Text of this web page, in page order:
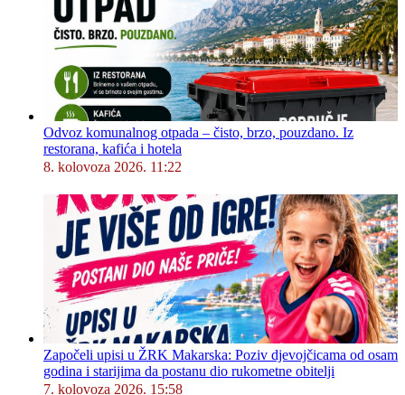
Odvoz komunalnog otpada – čisto, brzo, pouzdano. Iz
restorana, kafića i hotela
8. kolovoza 2026. 11:22
Započeli upisi u ŽRK Makarska: Poziv djevojčicama od osam
godina i starijima da postanu dio rukometne obitelji
7. kolovoza 2026. 15:58